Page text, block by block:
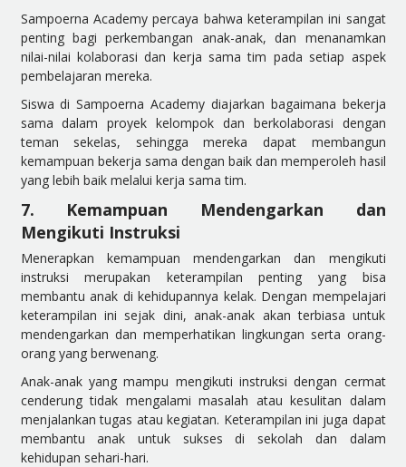
Sampoerna Academy percaya bahwa keterampilan ini sangat
penting bagi perkembangan anak-anak, dan menanamkan
nilai-nilai kolaborasi dan kerja sama tim pada setiap aspek
pembelajaran mereka.
Siswa di Sampoerna Academy diajarkan bagaimana bekerja
sama dalam proyek kelompok dan berkolaborasi dengan
teman sekelas, sehingga mereka dapat membangun
kemampuan bekerja sama dengan baik dan memperoleh hasil
yang lebih baik melalui kerja sama tim.
7. Kemampuan Mendengarkan dan
Mengikuti Instruksi
Menerapkan kemampuan mendengarkan dan mengikuti
instruksi merupakan keterampilan penting yang bisa
membantu anak di kehidupannya kelak. Dengan mempelajari
keterampilan ini sejak dini, anak-anak akan terbiasa untuk
mendengarkan dan memperhatikan lingkungan serta orang-
orang yang berwenang.
Anak-anak yang mampu mengikuti instruksi dengan cermat
cenderung tidak mengalami masalah atau kesulitan dalam
menjalankan tugas atau kegiatan. Keterampilan ini juga dapat
membantu anak untuk sukses di sekolah dan dalam
kehidupan sehari-hari.